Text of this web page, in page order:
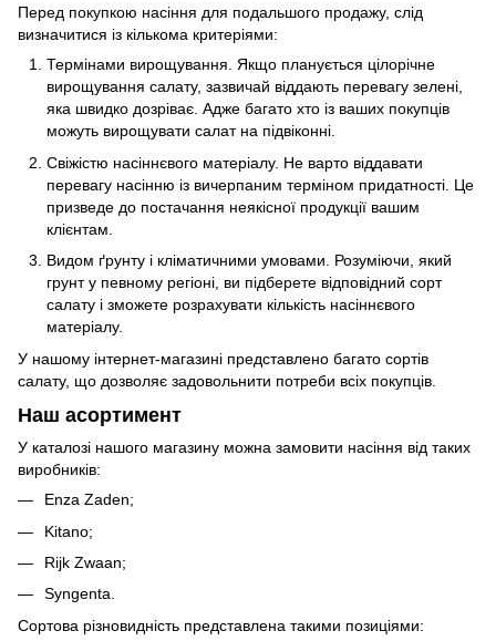
Перед покупкою насіння для подальшого продажу, слід
визначитися із кількома критеріями:
Термінами вирощування. Якщо планується цілорічне
вирощування салату, зазвичай віддають перевагу зелені,
яка швидко дозріває. Адже багато хто із ваших покупців
можуть вирощувати салат на підвіконні.
Свіжістю насіннєвого матеріалу. Не варто віддавати
перевагу насінню із вичерпаним терміном придатності. Це
призведе до постачання неякісної продукції вашим
клієнтам.
Видом ґрунту і кліматичними умовами. Розуміючи, який
грунт у певному регіоні, ви підберете відповідний сорт
салату і зможете розрахувати кількість насіннєвого
матеріалу.
У нашому інтернет-магазині представлено багато сортів
салату, що дозволяє задовольнити потреби всіх покупців.
Наш асортимент
У каталозі нашого магазину можна замовити насіння від таких
виробників:
Enza Zaden;
Kitano;
Rijk Zwaan;
Syngenta.
Сортова різновидність представлена такими позиціями: